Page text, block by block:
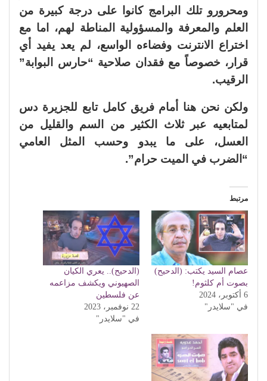
ومحرورو تلك البرامج كانوا على درجة كبيرة من
العلم والمعرفة والمسؤولية المناطة لهم، اما مع
اختراع الانترنت وفضاءه الواسع، لم يعد يفيد أي
قرار، خصوصاً مع فقدان صلاحية “حارس البوابة”
الرقيب.
ولكن نحن هنا أمام فريق كامل تابع للجزيرة دس
لمتابعيه عبر ثلاث الكثير من السم والقليل من
العسل، على ما يبدو وحسب المثل العامي
“الضرب في الميت حرام”.
مرتبط
عصام السيد يكتب: (الدحيح)
بصوت أم كلثوم!
6 أكتوبر، 2024
في "سلايدر"
(الدحيح).. يعري الكيان
الصهيوني ويكشف مزاعمه
عن فلسطين
22 نوفمبر، 2023
في "سلايدر"